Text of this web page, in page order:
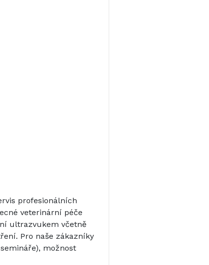
profesionálních
veterinární péče
ultrazvukem včetně
Pro naše zákazníky
možnost